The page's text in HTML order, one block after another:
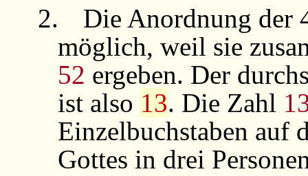
2.
Die Anordnung der
möglich, weil sie
52 ergeben. Der
ist also 13. Die Zahl
Einzelbuchstaben auf
Gottes in drei